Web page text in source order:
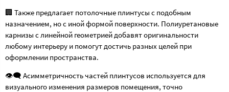
🏢 Также предлагает потолочные плинтусы с подобным
назначением, но с иной формой поверхности. Полиуретановые
карнизы с линейной геометрией добавят оригинальности
любому интерьеру и помогут достичь разных целей при
оформлении пространства.
👁️‍🗨️ Асимметричность частей плинтусов используется для
визуального изменения размеров помещения, точно